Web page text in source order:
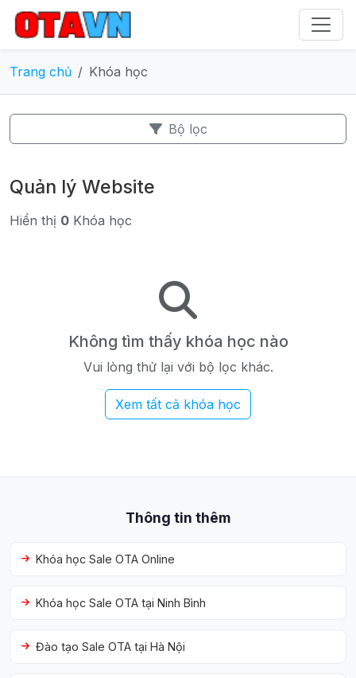
Trang chủ Khóa học
Bộ lọc
Quản lý Website
Hiển thị 0 Khóa học
Không tìm thấy khóa học nào
Vui lòng thử lại với bộ lọc khác.
Xem tất cả khóa học
Thông tin thêm
Khóa học Sale OTA Online
Khóa học Sale OTA tại Ninh Bình
Đào tạo Sale OTA tại Hà Nội